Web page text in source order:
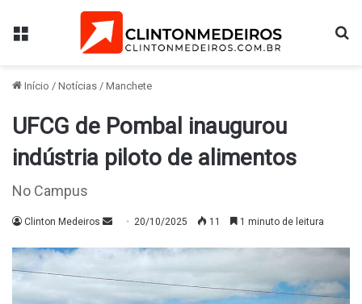
Menu
Início / Notícias / Manchete
UFCG de Pombal inaugurou
indústria piloto de alimentos
No Campus
Clinton Medeiros
Mande
mail
20/10/2025 11 1 minuto de leitura